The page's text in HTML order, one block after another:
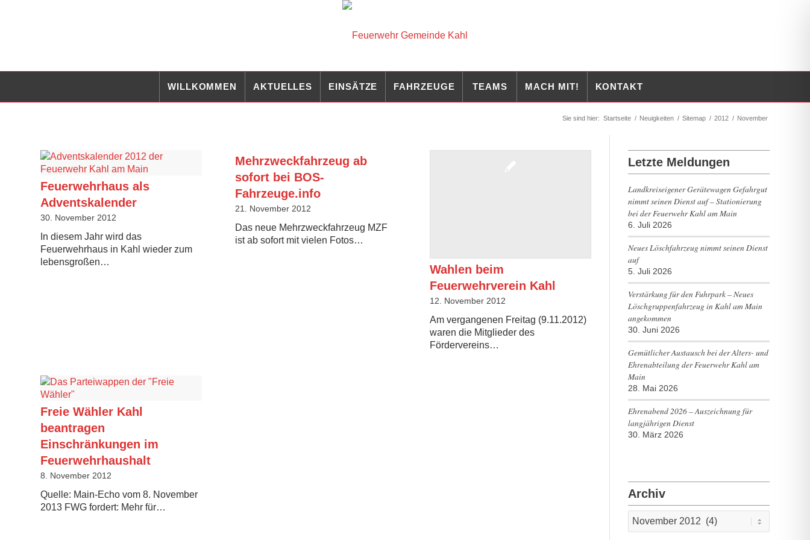
WILLKOMMEN AKTUELLES EINSÄTZE FAHRZEUGE TEAMS MACH MIT! KONTAKT
Sie sind hier: Startseite / Neuigkeiten / Sitemap / 2012 / November
Feuerwehrhaus als
Adventskalender
30. November 2012
In diesem Jahr wird das
Feuerwehrhaus in Kahl wieder zum
lebensgroßen…
Mehrzweckfahrzeug ab
sofort bei BOS-
Fahrzeuge.info
21. November 2012
Das neue Mehrzweckfahrzeug MZF
ist ab sofort mit vielen Fotos…
Wahlen beim
Feuerwehrverein Kahl
12. November 2012
Am vergangenen Freitag (9.11.2012)
waren die Mitglieder des
Fördervereins…
Freie Wähler Kahl
beantragen
Einschränkungen im
Feuerwehrhaushalt
8. November 2012
Quelle: Main-Echo vom 8. November
2013 FWG fordert: Mehr für…
Letzte Meldungen
Landkreiseigener Gerätewagen Gefahrgut
nimmt seinen Dienst auf – Stationierung
bei der Feuerwehr Kahl am Main
6. Juli 2026
Neues Löschfahrzeug nimmt seinen Dienst
auf
5. Juli 2026
Verstärkung für den Fuhrpark – Neues
Löschgruppenfahrzeug in Kahl am Main
angekommen
30. Juni 2026
Gemütlicher Austausch bei der Alters- und
Ehrenabteilung der Feuerwehr Kahl am
Main
28. Mai 2026
Ehrenabend 2026 – Auszeichnung für
langjährigen Dienst
30. März 2026
Archiv